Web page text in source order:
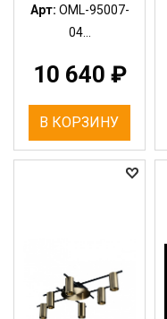
Арт: OML-95007-
04...
10 640 ₽
В КОРЗИНУ